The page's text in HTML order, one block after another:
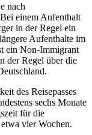
nach
einem Aufenthalt
in der Regel ein
Aufenthalte im
ein Non-Immigrant
der Regel über die
des Reisepasses
sechs Monate
für die
vier Wochen.